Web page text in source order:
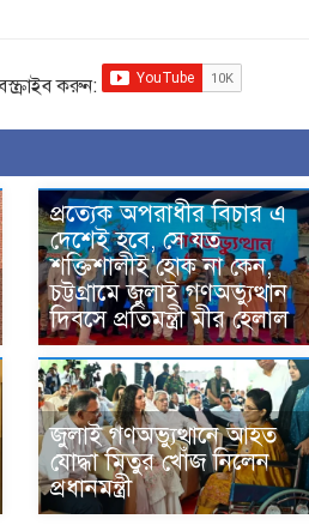
করুন:
প্রত্যেক অপরাধীর বিচার এ
দেশেই হবে, সে যত
শক্তিশালীই হোক না কেন,
চট্টগ্রামে জুলাই গণঅভ্যুত্থান
দিবসে প্রতিমন্ত্রী মীর হেলাল
জুলাই গণঅভ্যুত্থানে আহত
যোদ্ধা মিতুর খোঁজ নিলেন
প্রধানমন্ত্রী